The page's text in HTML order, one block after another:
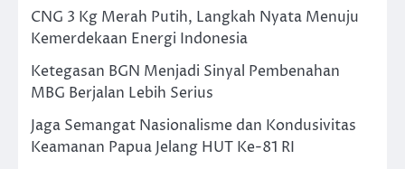
CNG 3 Kg Merah Putih, Langkah Nyata Menuju
Kemerdekaan Energi Indonesia
Ketegasan BGN Menjadi Sinyal Pembenahan
MBG Berjalan Lebih Serius
Jaga Semangat Nasionalisme dan Kondusivitas
Keamanan Papua Jelang HUT Ke-81 RI